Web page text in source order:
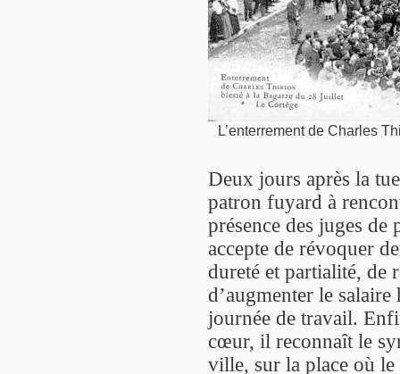
L’enterrement de Charles
Deux jours après la
patron fuyard à
présence des juges
accepte de révoquer
dureté et partialité, de
d’augmenter le salaire
journée de travail.
cœur, il reconnaît le
ville, sur la place où